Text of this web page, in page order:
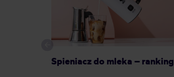
Spieniacz do mleka – ranking